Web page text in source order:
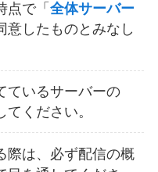
点で「全体サーバー
意したものとみなし
ているサーバーの
ください。
際は、必ず配信の概